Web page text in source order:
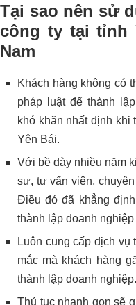
Tại sao nên sử
công ty tại tỉnh
Nam
Khách hàng không có
pháp luật để thành
khó khăn nhất định khi
Yên Bái.
Với bề dày nhiều năm
sư, tư vấn viên,
Điều đó đã khẳng
thành lập doanh
Luôn cung cấp dịch vụ
mắc mà khách hàng
thành lập doanh nghiệp.
Thủ tục nhanh gọn sẽ